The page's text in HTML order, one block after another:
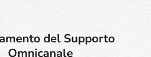
del Supporto
Omnicanale